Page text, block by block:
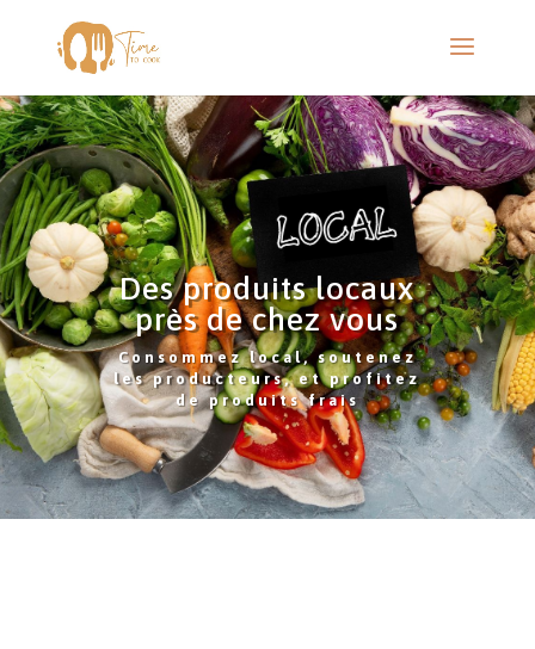
Des produits locaux
près de chez vous
Consommez local, soutenez
les producteurs, et profitez
de produits frais